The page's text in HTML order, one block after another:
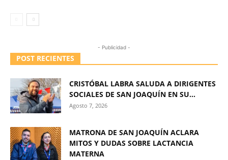
- Publicidad -
POST RECIENTES
CRISTÓBAL LABRA SALUDA A DIRIGENTES
SOCIALES DE SAN JOAQUÍN EN SU...
Agosto 7, 2026
MATRONA DE SAN JOAQUÍN ACLARA
MITOS Y DUDAS SOBRE LACTANCIA
MATERNA